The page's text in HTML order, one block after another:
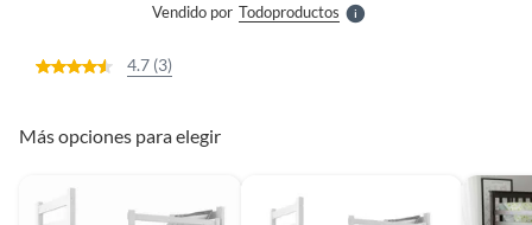
Vendido por TodoproductosS
4.7 (3)
Más opciones para elegir